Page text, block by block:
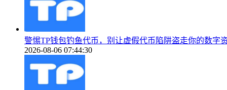
警惕TP钱包钓鱼代币，别让虚假代币陷阱盗走你的数字
2026-08-06 07:44:30